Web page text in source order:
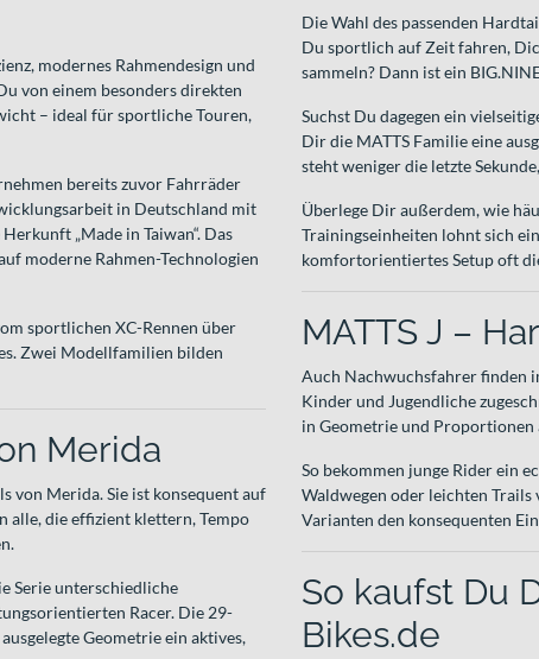
modernes Rahmendesign und
von einem besonders direkten
– ideal für sportliche Touren,
bereits zuvor Fahrräder
in Deutschland mit
„Made in Taiwan“. Das
moderne Rahmen-Technologien
sportlichen XC-Rennen über
Zwei Modellfamilien bilden
Merida
von Merida. Sie ist konsequent auf
alle, die effizient klettern, Tempo
Serie unterschiedliche
Racer. Die 29-
Geometrie ein aktives,
Die Wahl des passenden
Du sportlich auf Zeit fahren,
sammeln? Dann ist ein
Suchst Du dagegen ein
Dir die MATTS Familie eine
steht weniger die letzte
Überlege Dir außerdem, wie
Trainingseinheiten lohnt sich
komfortorientiertes Setup oft
MATTS J –
Auch Nachwuchsfahrer finden
Kinder und Jugendliche
in Geometrie und Proportionen
So bekommen junge Rider ein
Waldwegen oder leichten
Varianten den konsequenten
So kaufst Du
Bikes.de